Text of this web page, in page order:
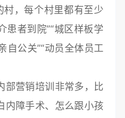
，每个村里都有至少
患者到院”“城区样板学
自公关”“动员全体员工
营销培训非常多，比
内障手术、怎么跟小孩